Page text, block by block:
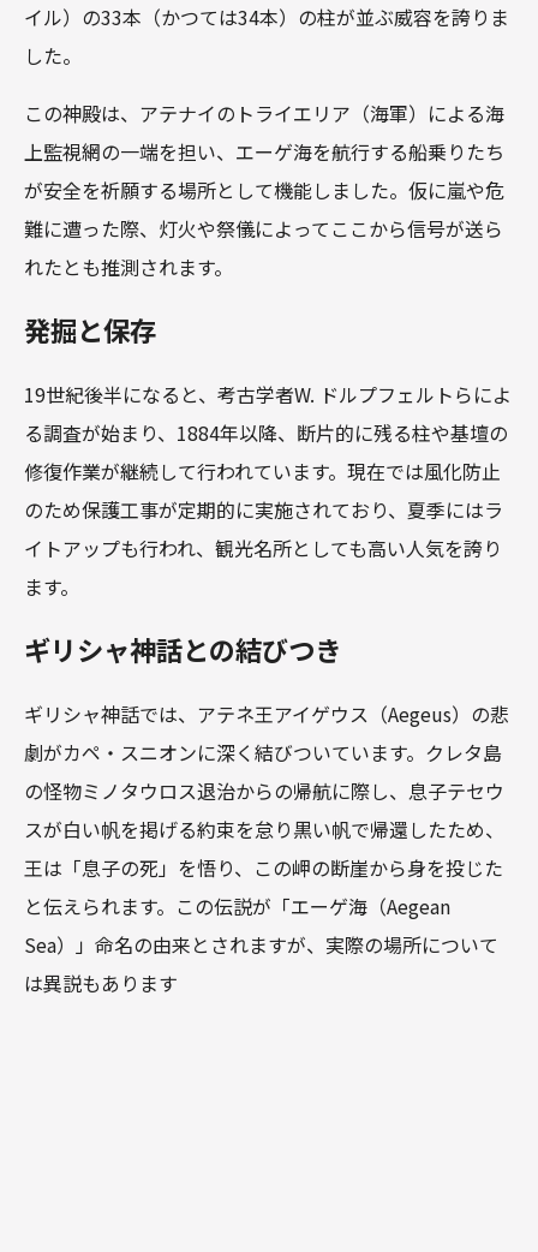
イル）の33本（かつては34本）の柱が並ぶ威容を誇りま
した。
この神殿は、アテナイのトライエリア（海軍）による海
上監視網の一端を担い、エーゲ海を航行する船乗りたち
が安全を祈願する場所として機能しました。仮に嵐や危
難に遭った際、灯火や祭儀によってここから信号が送ら
れたとも推測されます。
発掘と保存
19世紀後半になると、考古学者W. ドルプフェルトらによ
る調査が始まり、1884年以降、断片的に残る柱や基壇の
修復作業が継続して行われています。現在では風化防止
のため保護工事が定期的に実施されており、夏季にはラ
イトアップも行われ、観光名所としても高い人気を誇り
ます。
ギリシャ神話との結びつき
ギリシャ神話では、アテネ王アイゲウス（Aegeus）の悲
劇がカペ・スニオンに深く結びついています。クレタ島
の怪物ミノタウロス退治からの帰航に際し、息子テセウ
スが白い帆を掲げる約束を怠り黒い帆で帰還したため、
王は「息子の死」を悟り、この岬の断崖から身を投じた
と伝えられます。この伝説が「エーゲ海（Aegean
Sea）」命名の由来とされますが、実際の場所について
は異説もあります